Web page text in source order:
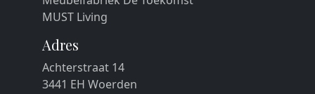
MUST Living
Adres
Achterstraat 14
3441 EH Woerden